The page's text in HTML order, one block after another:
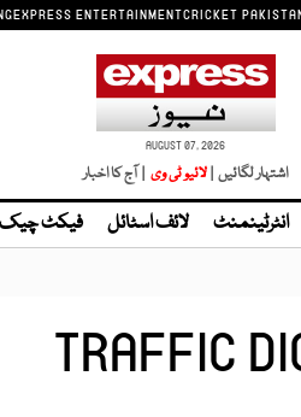
EXPRESS ENTERTAINMENTCRICKET
AUGUST 07, 2026
اشتہار لگائیں |لائیو ٹی وی | آج کا اخبار
انٹرٹینمنٹ لائف اسٹائل فیکٹ چیک
TRAFFIC